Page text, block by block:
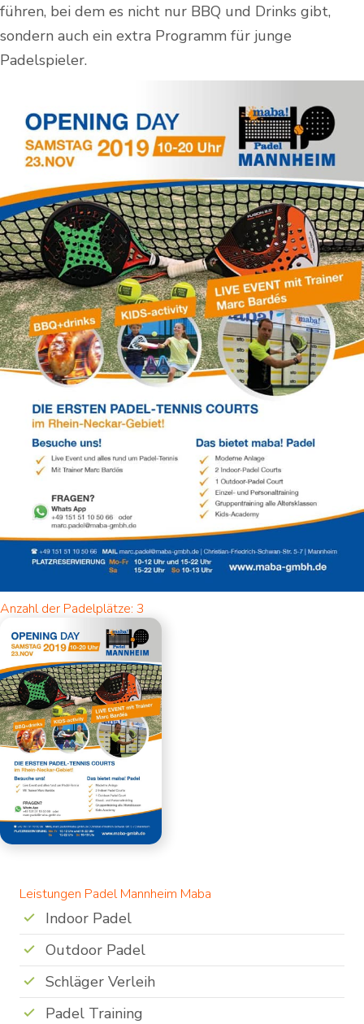
führen, bei dem es nicht nur BBQ und Drinks gibt,
sondern auch ein extra Programm für junge
Padelspieler.
Anzahl der Padelplätze: 3
Leistungen Padel Mannheim Maba
Indoor Padel
Outdoor Padel
Schläger Verleih
Padel Training